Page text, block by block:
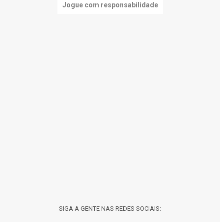
Jogue com responsabilidade
SIGA A GENTE NAS REDES SOCIAIS: